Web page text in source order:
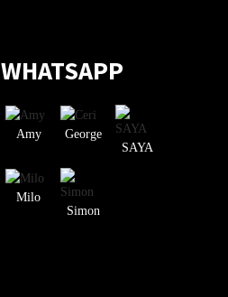
WHATSAPP
Amy
George
SAYA
Milo
Simon